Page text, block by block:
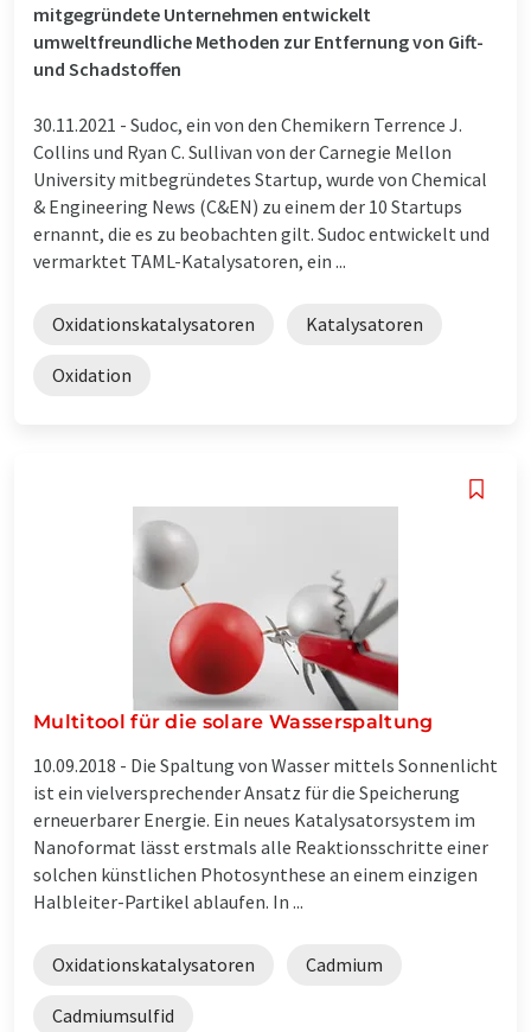
mitgegründete Unternehmen entwickelt
umweltfreundliche Methoden zur Entfernung von Gift-
und Schadstoffen
30.11.2021 - Sudoc, ein von den Chemikern Terrence J.
Collins und Ryan C. Sullivan von der Carnegie Mellon
University mitbegründetes Startup, wurde von Chemical
& Engineering News (C&EN) zu einem der 10 Startups
ernannt, die es zu beobachten gilt. Sudoc entwickelt und
vermarktet TAML-Katalysatoren, ein ...
Oxidationskatalysatoren Katalysatoren
Oxidation
Multitool für die solare Wasserspaltung
10.09.2018 - Die Spaltung von Wasser mittels Sonnenlicht
ist ein vielversprechender Ansatz für die Speicherung
erneuerbarer Energie. Ein neues Katalysatorsystem im
Nanoformat lässt erstmals alle Reaktionsschritte einer
solchen künstlichen Photosynthese an einem einzigen
Halbleiter-Partikel ablaufen. In ...
Oxidationskatalysatoren Cadmium
Cadmiumsulfid